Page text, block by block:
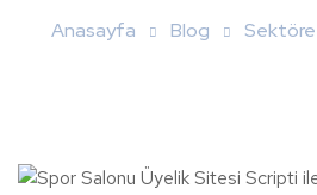
Anasayfa Blog